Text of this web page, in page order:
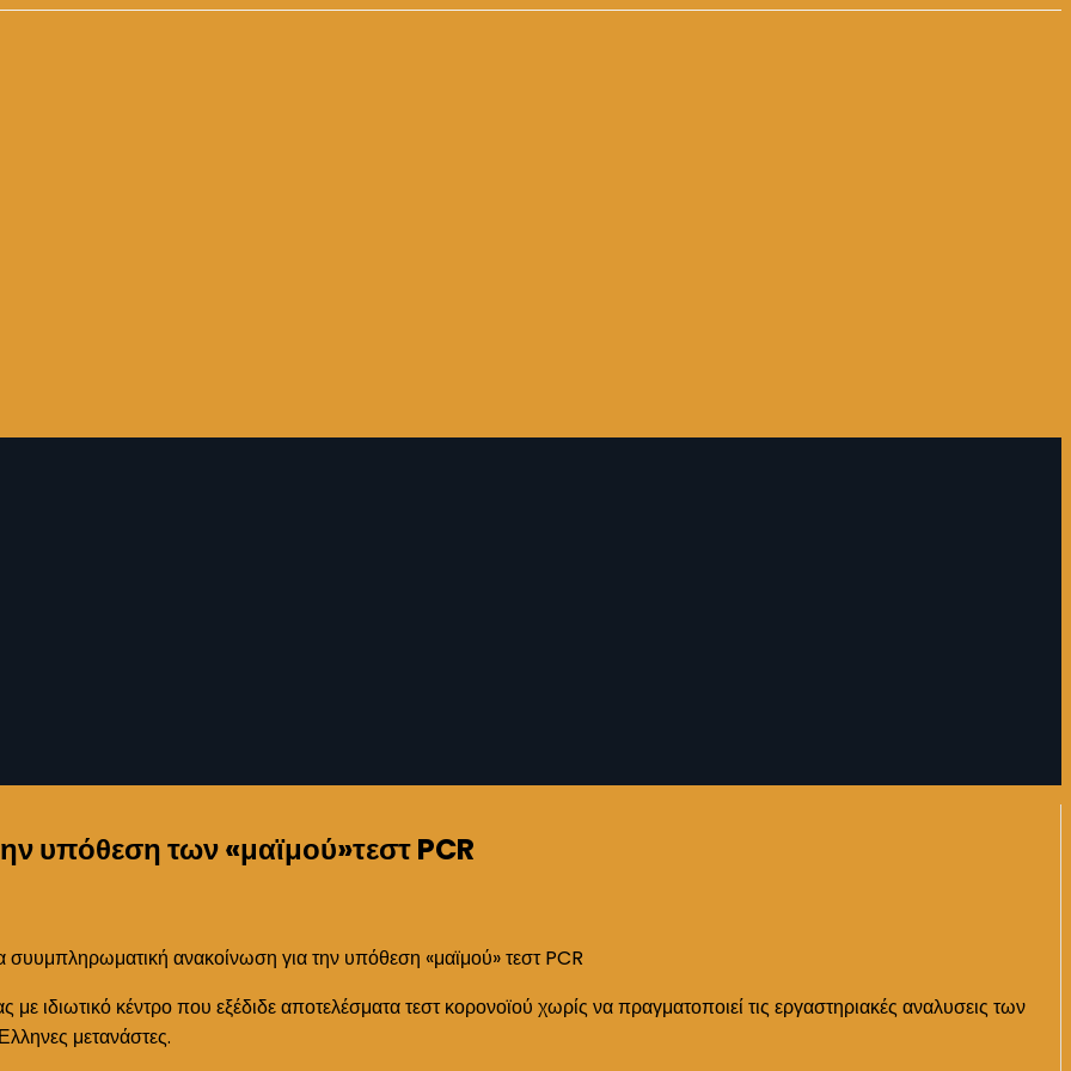
υπόθεση των «μαϊμού»τεστ PCR
ανακοίνωση για την υπόθεση «μαϊμού» τεστ PCR
ιδιωτικό κέντρο που εξέδιδε αποτελέσματα τεστ κορονοϊού χωρίς να πραγματοποιεί τις εργαστηριακές αναλυσεις των
μετανάστες.